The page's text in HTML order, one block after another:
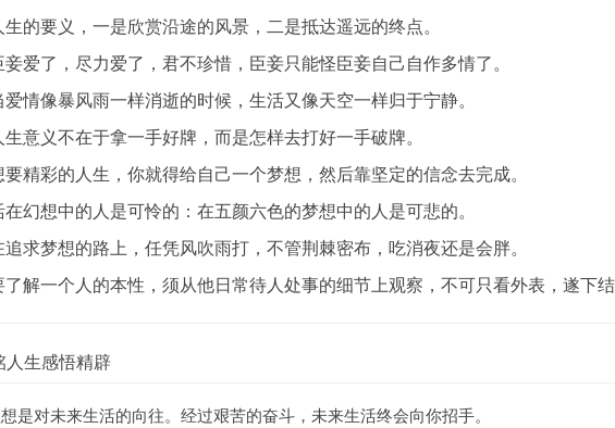
的要义，一是欣赏沿途的风景，二是抵达遥远的终点。
爱了，尽力爱了，君不珍惜，臣妾只能怪臣妾自己自作多情了。
情像暴风雨一样消逝的时候，生活又像天空一样归于宁静。
意义不在于拿一手好牌，而是怎样去打好一手破牌。
精彩的人生，你就得给自己一个梦想，然后靠坚定的信念去完成。
幻想中的人是可怜的：在五颜六色的梦想中的人是可悲的。
求梦想的路上，任凭风吹雨打，不管荆棘密布，吃消夜还是会胖。
了解一个人的本性，须从他日常待人处事的细节上观察，不可只看外表，遂下
人生感悟精辟
是对未来生活的向往。经过艰苦的奋斗，未来生活终会向你招手。